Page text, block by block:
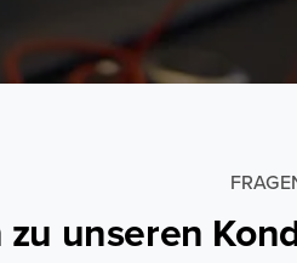
unseren